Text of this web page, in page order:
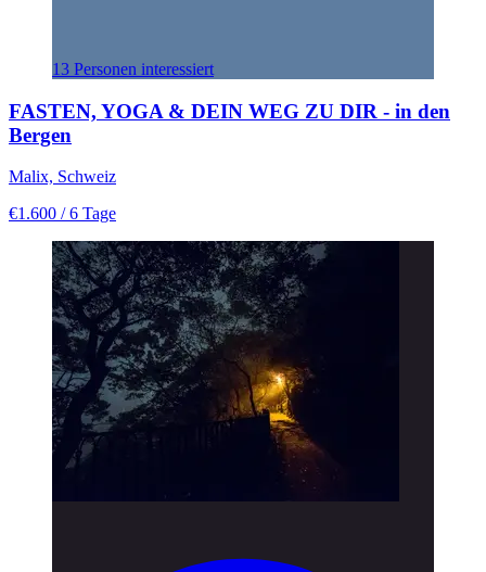
13 Personen interessiert
FASTEN, YOGA & DEIN WEG ZU DIR - in den
Bergen
Malix, Schweiz
€1.600 / 6 Tage